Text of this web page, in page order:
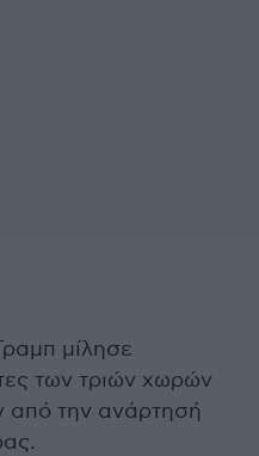
μίλησε
των τριών χωρών
από την ανάρτησή